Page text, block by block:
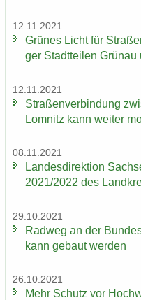
12.11.2021
Grü­nes Licht für
ger Stadt­tei­len
12.11.2021
Stra­ßen­ver­bin­dung
Lom­nitz kann wei­ter
08.11.2021
Lan­des­di­rek­ti­on
2021/2022 des
29.10.2021
Rad­weg an der
kann ge­baut wer­den
26.10.2021
Mehr Schutz vor